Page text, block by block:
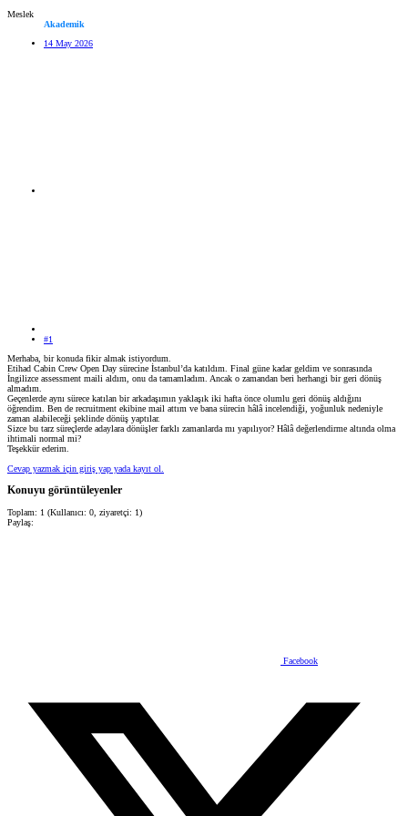
Meslek
Akademik
14 May 2026
#1
Merhaba, bir konuda fikir almak istiyordum.
Etihad Cabin Crew Open Day sürecine İstanbul’da katıldım. Final güne kadar geldim ve sonrasında
İngilizce assessment maili aldım, onu da tamamladım. Ancak o zamandan beri herhangi bir geri dönüş
almadım.
Geçenlerde aynı sürece katılan bir arkadaşımın yaklaşık iki hafta önce olumlu geri dönüş aldığını
öğrendim. Ben de recruitment ekibine mail attım ve bana sürecin hâlâ incelendiği, yoğunluk nedeniyle
zaman alabileceği şeklinde dönüş yaptılar.
Sizce bu tarz süreçlerde adaylara dönüşler farklı zamanlarda mı yapılıyor? Hâlâ değerlendirme altında olma
ihtimali normal mi?
Teşekkür ederim.
Cevap yazmak için giriş yap yada kayıt ol.
Konuyu görüntüleyenler
Toplam: 1 (Kullanıcı: 0, ziyaretçi: 1)
Paylaş:
Facebook